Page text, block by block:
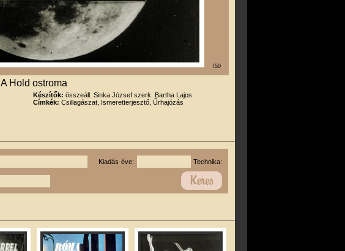
/50
A Hold ostroma
Készítők: összeáll. Sinka József szerk. Bartha Lajos
Címkék: Csillagászat, Ismeretterjesztő, Űrhajózás
Kiadás éve: Technika: